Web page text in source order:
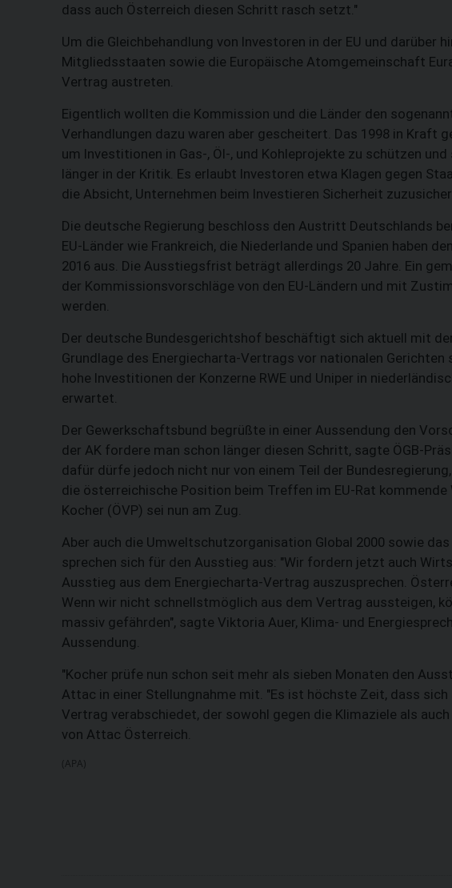
dass auch Österreich diesen Schritt rasch setzt."
Um die Gleichbehandlung von Investoren in der EU und darüber
Mitgliedsstaaten sowie die Europäische Atomgemeinschaft
Vertrag austreten.
Eigentlich wollten die Kommission und die Länder den
Verhandlungen dazu waren aber gescheitert. Das 1998 in Kraft
um Investitionen in Gas-, Öl-, und Kohleprojekte zu schützen
länger in der Kritik. Es erlaubt Investoren etwa Klagen gegen
die Absicht, Unternehmen beim Investieren Sicherheit
Die deutsche Regierung beschloss den Austritt Deutschlands
EU-Länder wie Frankreich, die Niederlande und Spanien haben
2016 aus. Die Ausstiegsfrist beträgt allerdings 20 Jahre. Ein
der Kommissionsvorschläge von den EU-Ländern und mit
werden.
Der deutsche Bundesgerichtshof beschäftigt sich aktuell mit
Grundlage des Energiecharta-Vertrags vor nationalen
hohe Investitionen der Konzerne RWE und Uniper in
erwartet.
Der Gewerkschaftsbund begrüßte in einer Aussendung den
der AK fordere man schon länger diesen Schritt, sagte ÖGB-
dafür dürfe jedoch nicht nur von einem Teil der
die österreichische Position beim Treffen im EU-Rat
Kocher (ÖVP) sei nun am Zug.
Aber auch die Umweltschutzorganisation Global 2000 sowie
sprechen sich für den Ausstieg aus: "Wir fordern jetzt auch
Ausstieg aus dem Energiecharta-Vertrag auszusprechen.
Wenn wir nicht schnellstmöglich aus dem Vertrag aussteigen,
massiv gefährden", sagte Viktoria Auer, Klima- und
Aussendung.
"Kocher prüfe nun schon seit mehr als sieben Monaten den
Attac in einer Stellungnahme mit. "Es ist höchste Zeit, dass
Vertrag verabschiedet, der sowohl gegen die Klimaziele als
von Attac Österreich.
(APA)